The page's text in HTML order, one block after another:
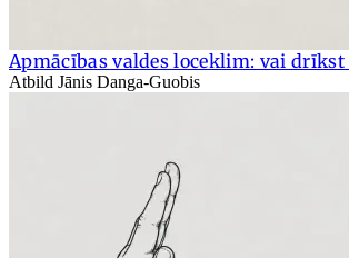
Apmācības valdes loceklim: vai drīkst
Atbild Jānis Danga-Guobis